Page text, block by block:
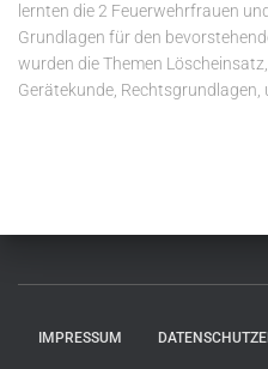
lernten die 2 Feuerwehrfrauen
Grundlagen für den
wurden die Themen
Gerätekunde, Rechtsgrundlagen,
IMPRESSUM